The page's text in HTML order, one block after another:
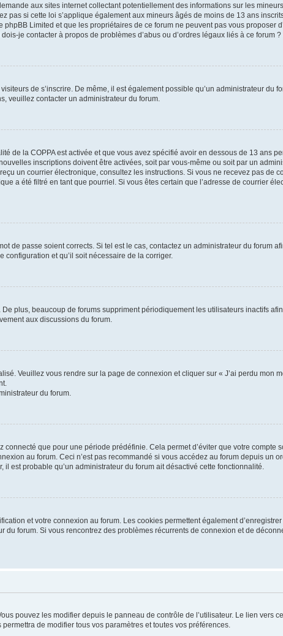
aux sites internet collectant potentiellement des informations sur les
si cette loi s’applique également aux mineurs âgés de moins de 13 ans
Limited et que les propriétaires de ce forum ne peuvent pas vous proposer
je contacter à propos de problèmes d’abus ou d’ordres légaux liés à ce forum ?
de s’inscrire. De même, il est également possible qu’un administrateur du
veuillez contacter un administrateur du forum.
de la COPPA est activée et que vous avez spécifié avoir en dessous de 13 ans
inscriptions doivent être activées, soit par vous-même ou soit par un
un courrier électronique, consultez les instructions. Si vous ne recevez pas de
a été filtré en tant que pourriel. Si vous êtes certain que l’adresse de courrier
de passe soient corrects. Si tel est le cas, contactez un administrateur du forum
et qu’il soit nécessaire de la corriger.
plus, beaucoup de forums suppriment périodiquement les utilisateurs inactifs
aux discussions du forum.
Veuillez vous rendre sur la page de connexion et cliquer sur « J’ai perdu mon
du forum.
que pour une période prédéfinie. Cela permet d’éviter que votre compte
au forum. Ceci n’est pas recommandé si vous accédez au forum depuis un
est probable qu’un administrateur du forum ait désactivé cette fonctionnalité.
et votre connexion au forum. Les cookies permettent également
forum. Si vous rencontrez des problèmes récurrents de connexion et de
pouvez les modifier depuis le panneau de contrôle de l’utilisateur. Le lien vers
de modifier tous vos paramètres et toutes vos préférences.